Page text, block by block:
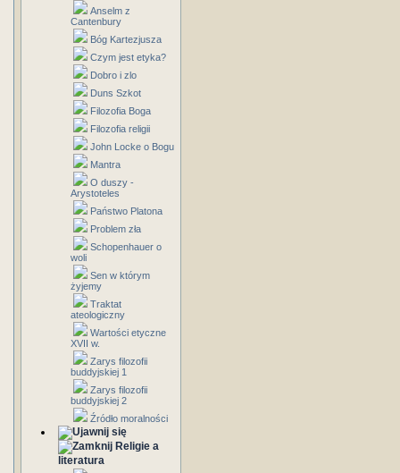
Anselm z
Cantenbury
Bóg Kartezjusza
Czym jest etyka?
Dobro i zlo
Duns Szkot
Filozofia Boga
Filozofia religii
John Locke o Bogu
Mantra
O duszy -
Arystoteles
Państwo Platona
Problem zła
Schopenhauer o
woli
Sen w którym
żyjemy
Traktat
ateologiczny
Wartości etyczne
XVII w.
Zarys filozofii
buddyjskiej 1
Zarys filozofii
buddyjskiej 2
Źródło moralności
Religie a
literatura